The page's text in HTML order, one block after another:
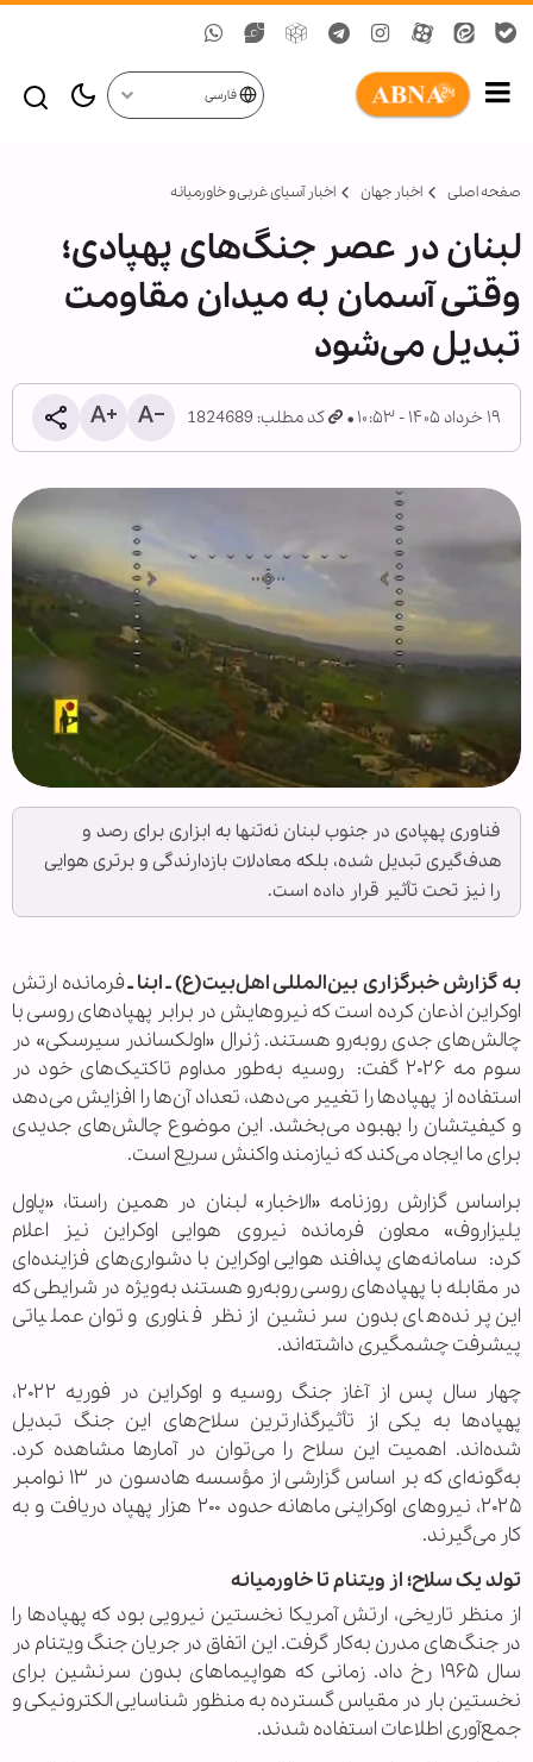
فارسی
صفحه اصلی اخبار جهان اخبار آسیای غربی و خاورمیانه
لبنان در عصر جنگ‌های پهپادی؛
وقتی آسمان به میدان مقاومت
تبدیل می‌شود
۱۹ خرداد ۱۴۰۵ - ۱۰:۵۳ کد مطلب: 1824689
فناوری پهپادی در جنوب لبنان نه‌تنها به ابزاری برای رصد و
هدف‌گیری تبدیل شده، بلکه معادلات بازدارندگی و برتری هوایی
را نیز تحت تأثیر قرار داده است.
به گزارش خبرگزاری بین‌المللی اهل‌بیت(ع) ـ ابنا ـفرمانده ارتش
اوکراین اذعان کرده است که نیروهایش در برابر پهپادهای روسی با
چالش‌های جدی روبه‌رو هستند. ژنرال «اولکساندر سیرسکی» در
سوم مه ۲۰۲۶ گفت: روسیه به‌طور مداوم تاکتیک‌های خود در
استفاده از پهپادها را تغییر می‌دهد، تعداد آن‌ها را افزایش می‌دهد
و کیفیتشان را بهبود می‌بخشد. این موضوع چالش‌های جدیدی
برای ما ایجاد می‌کند که نیازمند واکنش سریع است.
براساس گزارش روزنامه «الاخبار» لبنان در همین راستا، «پاول
یلیزاروف» معاون فرمانده نیروی هوایی اوکراین نیز اعلام
کرد: سامانه‌های پدافند هوایی اوکراین با دشواری‌های فزاینده‌ای
در مقابله با پهپادهای روسی روبه‌رو هستند به‌ویژه در شرایطی که
این پرنده‌های بدون سرنشین از نظر فناوری و توان عملیاتی
پیشرفت چشمگیری داشته‌اند.
چهار سال پس از آغاز جنگ روسیه و اوکراین در فوریه ۲۰۲۲،
پهپادها به یکی از تأثیرگذارترین سلاح‌های این جنگ تبدیل
شده‌اند. اهمیت این سلاح را می‌توان در آمارها مشاهده کرد.
به‌گونه‌ای که بر اساس گزارشی از مؤسسه هادسون در ۱۳ نوامبر
۲۰۲۵، نیروهای اوکراینی ماهانه حدود ۲۰۰ هزار پهپاد دریافت و به
کار می‌گیرند.
تولد یک سلاح؛ از ویتنام تا خاورمیانه
از منظر تاریخی، ارتش آمریکا نخستین نیرویی بود که پهپادها را
در جنگ‌های مدرن به‌کار گرفت. این اتفاق در جریان جنگ ویتنام در
سال ۱۹۶۵ رخ داد. زمانی که هواپیماهای بدون سرنشین برای
نخستین بار در مقیاس گسترده به منظور شناسایی الکترونیکی و
جمع‌آوری اطلاعات استفاده شدند.